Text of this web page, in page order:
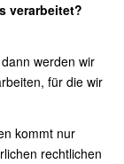
verarbeitet?
werden wir
für die wir
kommt nur
rechtlichen